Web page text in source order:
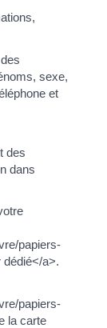
sexe,
et
des
dans
papiers-
a>.
papiers-
la carte